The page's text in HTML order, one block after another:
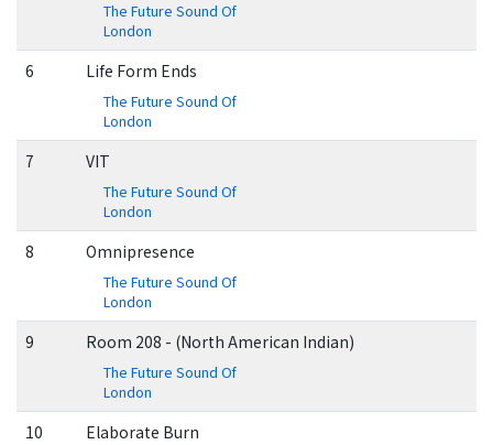
The Future Sound Of
London
6 Life Form Ends
The Future Sound Of
London
7 VIT
The Future Sound Of
London
8 Omnipresence
The Future Sound Of
London
9 Room 208 - (North American Indian)
The Future Sound Of
London
10 Elaborate Burn